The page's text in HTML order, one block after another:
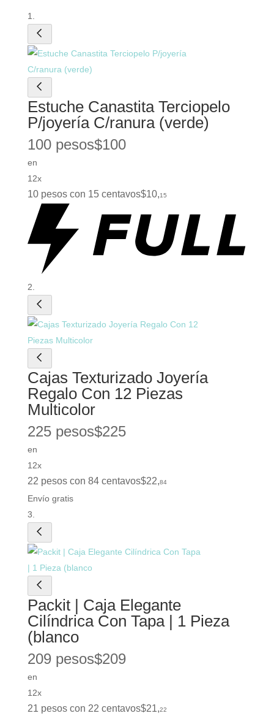
Estuche Canastita Terciopelo
P/joyería C/ranura (verde)
100 pesos$100
en
12x
10 pesos con 15 centavos$10,15
Cajas Texturizado Joyería
Regalo Con 12 Piezas
Multicolor
225 pesos$225
en
12x
22 pesos con 84 centavos$22,84
Envío gratis
Packit | Caja Elegante
Cilíndrica Con Tapa | 1 Pieza
(blanco
209 pesos$209
en
12x
21 pesos con 22 centavos$21,22